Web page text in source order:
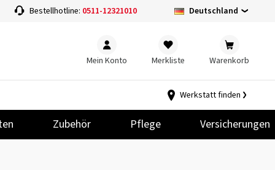
Bestellhotline: 0511-12321010 Deutschland
Mein Konto Merkliste Warenkorb
Zubehör Pflege Versicherungen
Werkstatt finden